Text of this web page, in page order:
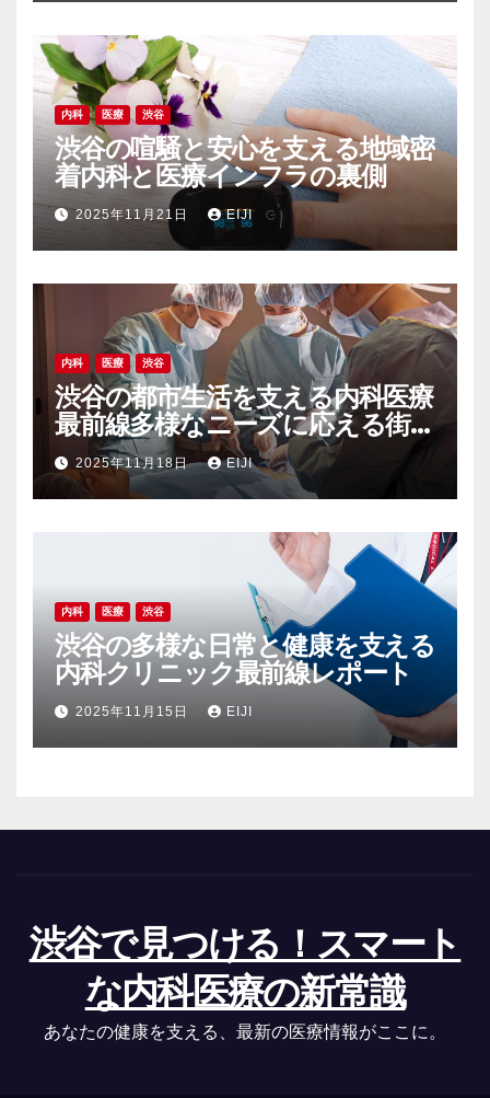
内科 医療 渋谷
渋谷の喧騒と安心を支える地域密
着内科と医療インフラの裏側
2025年11月21日 EIJI
内科 医療 渋谷
渋谷の都市生活を支える内科医療
最前線多様なニーズに応える街
の健康インフラ
2025年11月18日 EIJI
内科 医療 渋谷
渋谷の多様な日常と健康を支える
内科クリニック最前線レポート
2025年11月15日 EIJI
渋谷で見つける！スマート
な内科医療の新常識
あなたの健康を支える、最新の医療情報がここに。